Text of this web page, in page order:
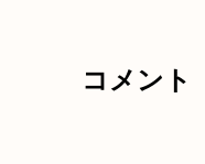
コメント